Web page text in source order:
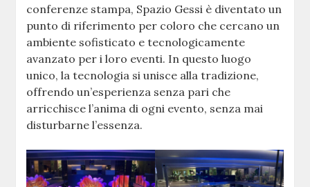
conferenze stampa, Spazio Gessi è diventato un
punto di riferimento per coloro che cercano un
ambiente sofisticato e tecnologicamente
avanzato per i loro eventi. In questo luogo
unico, la tecnologia si unisce alla tradizione,
offrendo un’esperienza senza pari che
arricchisce l’anima di ogni evento, senza mai
disturbarne l’essenza.